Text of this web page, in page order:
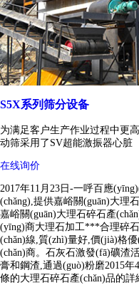
S5X系列筛分设备
为满足客户生产作业过程中更
动筛采用了SV超能激振器心脏
在线询价
2017年11月23日-一呼百應
(chǎng),提供嘉峪關(guān)大理
嘉峪關(guān)大理石碎石產
(yīng)商大理石加工***合理碎
(chǎn)線,質(zhì)量好,價(jià)格
(chǎn)商。石灰石激發(fā)
膏和鋼渣,通過(guò)粉磨2015
條的大理石碎石產(chǎn)品的